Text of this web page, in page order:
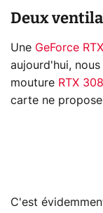
Deux
Une GeForce
aujourd'hui,
mouture RTX
carte ne
C'est